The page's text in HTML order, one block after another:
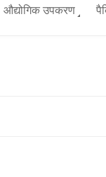
औद्योगिक उपकरण